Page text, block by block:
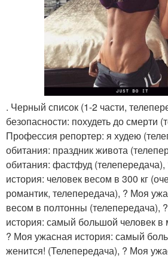
. Черный список (1-2 части,
безопасности: похудеть до смерти
Профессия репортер: я худею
обитания: праздник живота
обитания: фастфуд
история: человек весом в 300 кг
романтик, телепередача), ? Моя
весом в полтонны (телепередача),
история: самый большой человек в
? Моя ужасная история: самый
женится! (Телепередача), ? Моя